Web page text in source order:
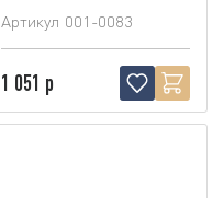
Артикул 001-0083
1 051 р